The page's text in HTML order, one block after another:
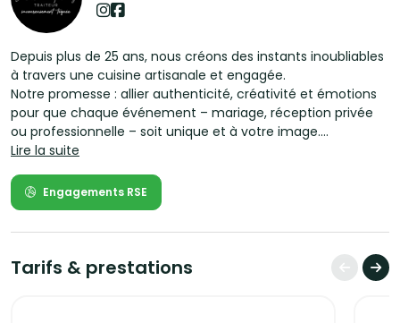
Depuis plus de 25 ans, nous créons des instants inoubliables
à travers une cuisine artisanale et engagée.
Notre promesse : allier authenticité, créativité et émotions
pour que chaque événement – mariage, réception privée
ou professionnelle – soit unique et à votre image.
(Bleu-Blanc-Cœur, Or Rouge, Fleur de Lait…), Valérie Pons
met son savoir-faire au service de vos moments précieux.
raconte une histoire : celle du terroir et des producteurs qui
Mariage intimiste ou réception grand format, notre équipe
Lire la suite
Engagements RSE
Tarifs & prestations